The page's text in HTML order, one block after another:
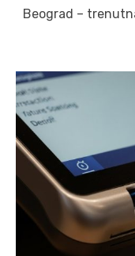
Beograd –